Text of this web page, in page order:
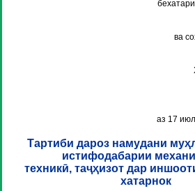
ва
аз 17
Тартиби дароз намудани
истифодабарии
техникӣ, таҷҳизот дар
хатарнок